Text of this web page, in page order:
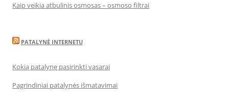
Kaip veikia atbulinis osmosas – osmoso filtrai
PATALYNĖ INTERNETU
Kokią patalynę pasirinkti vasarai
Pagrindiniai patalynės išmatavimai